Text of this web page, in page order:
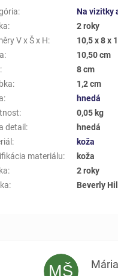
:
Na vizitky
:
2 roky
V x Š x H:
10,5 x 8 x
:
10,50 cm
:
8 cm
:
1,2 cm
:
hnedá
:
0,05 kg
detail:
hnedá
:
koža
materiálu:
koža
:
2 roky
: Beverly
MŠ